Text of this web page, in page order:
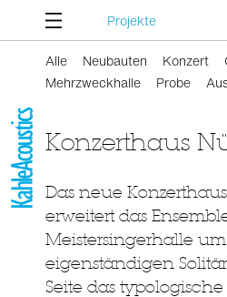
Projekte
Alle Neubauten Konzert
Mehrzweckhalle
Probe
Konzerthaus
Das neue
erweitert das
Meistersingerhalle
eigenständigen
Seite das typologische